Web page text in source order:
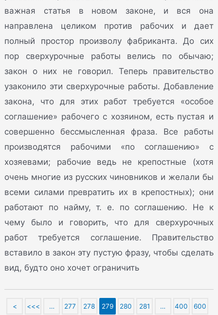
важная статья в новом законе, и вся она
направлена целиком против рабочих и дает
полный простор произволу фабриканта. До сих
пор сверхурочные работы велись по обычаю;
закон о них не говорил. Теперь правительство
узаконило эти сверхурочные работы. Добавление
закона, что для этих работ требуется «особое
соглашение» рабочего с хозяином, есть пустая и
совершенно бессмысленная фраза. Все работы
производятся рабочими «по соглашению» с
хозяевами; рабочие ведь не крепостные (хотя
очень многие из русских чиновников и желали бы
всеми силами превратить их в крепостных); они
работают по найму, т. е. по соглашению. Не к
чему было и говорить, что для сверхурочных
работ требуется соглашение. Правительство
вставило в закон эту пустую фразу, чтобы сделать
вид, будто оно хочет ограничить
< <<< … 277 278 279 280 281 … 400 600